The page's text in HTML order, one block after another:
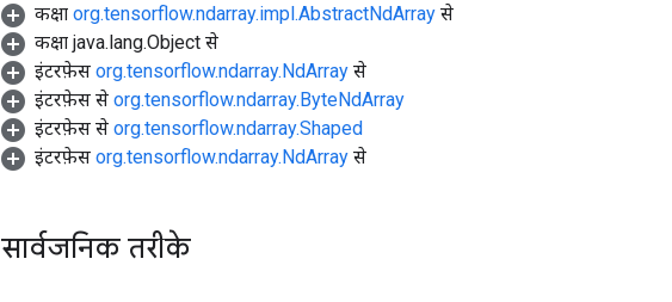
कक्षा org.tensorflow.ndarray.impl.AbstractNdArray से
कक्षा java.lang.Object से
इंटरफ़ेस org.tensorflow.ndarray.NdArray से
इंटरफ़ेस से org.tensorflow.ndarray.ByteNdArray
इंटरफ़ेस से org.tensorflow.ndarray.Shaped
इंटरफ़ेस org.tensorflow.ndarray.NdArray से
सार्वजनिक तरीके